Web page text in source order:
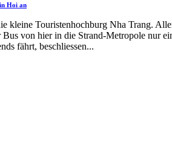
Hoi an
kleine Touristenhochburg Nha Trang.
Bus von hier in die Strand-Metropole nur
fährt, beschliessen...